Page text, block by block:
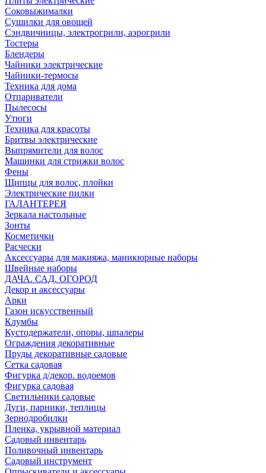
Соковыжималки
Сушилки для овощей
Сэндвичницы, электрогрили, аэрогрили
Тостеры
Блендеры
Чайники электрические
Чайники-термосы
Техника для дома
Отпариватели
Пылесосы
Утюги
Техника для красоты
Бритвы электрические
Выпрямители для волос
Машинки для стрижки волос
Фены
Щипцы для волос, плойки
Электрические пилки
ГАЛАНТЕРЕЯ
Зеркала настольные
Зонты
Косметички
Расчески
Аксессуары для макияжа, маникюрные наборы
Швейные наборы
ДАЧА. САД. ОГОРОД
Декор и аксессуары
Арки
Газон искусственный
Клумбы
Кустодержатели, опоры, шпалеры
Ограждения декоративные
Пруды декоративные садовые
Сетка садовая
Фигурка д/декор. водоемов
Фигурка садовая
Светильники садовые
Дуги, парники, теплицы
Зернодробилки
Пленка, укрывной материал
Садовый инвентарь
Поливочный инвентарь
Садовый инструмент